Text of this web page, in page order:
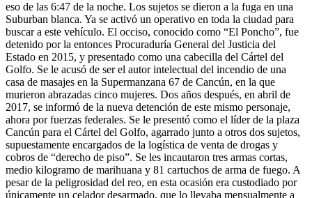
eso de las 6:47 de la noche. Los sujetos se dieron a la fuga en una
Suburban blanca. Ya se activó un operativo en toda la ciudad para
buscar a este vehículo. El occiso, conocido como “El Poncho”, fue
detenido por la entonces Procuraduría General del Justicia del
Estado en 2015, y presentado como una cabecilla del Cártel del
Golfo. Se le acusó de ser el autor intelectual del incendio de una
casa de masajes en la Supermanzana 67 de Cancún, en la que
murieron abrazadas cinco mujeres. Dos años después, en abril de
2017, se informó de la nueva detención de este mismo personaje,
ahora por fuerzas federales. Se le presentó como el líder de la plaza
Cancún para el Cártel del Golfo, agarrado junto a otros dos sujetos,
supuestamente encargados de la logística de venta de drogas y
cobros de “derecho de piso”. Se les incautaron tres armas cortas,
medio kilogramo de marihuana y 81 cartuchos de arma de fuego. A
pesar de la peligrosidad del reo, en esta ocasión era custodiado por
únicamente un celador desarmado, que lo llevaba mensualmente a